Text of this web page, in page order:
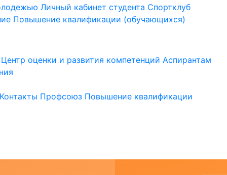
Личный кабинет студента Спортклуб
Повышение квалификации (обучающихся)
Центр оценки и развития компетенций Аспирантам
Контакты Профсоюз Повышение квалификации